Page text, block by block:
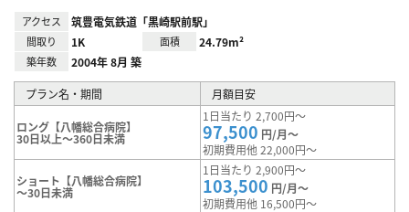
アクセス 筑豊電気鉄道「黒崎駅前駅」
間取り 1K 面積 24.79m²
築年数 2004年 8月 築
プラン名・期間 月額目安
ロング【八幡総合病院】
30日以上～360日未満
1日当たり 2,700円～
97,500 円/月～
初期費用他 22,000円～
ショート【八幡総合病院】
～30日未満
1日当たり 2,900円～
103,500 円/月～
初期費用他 16,500円～